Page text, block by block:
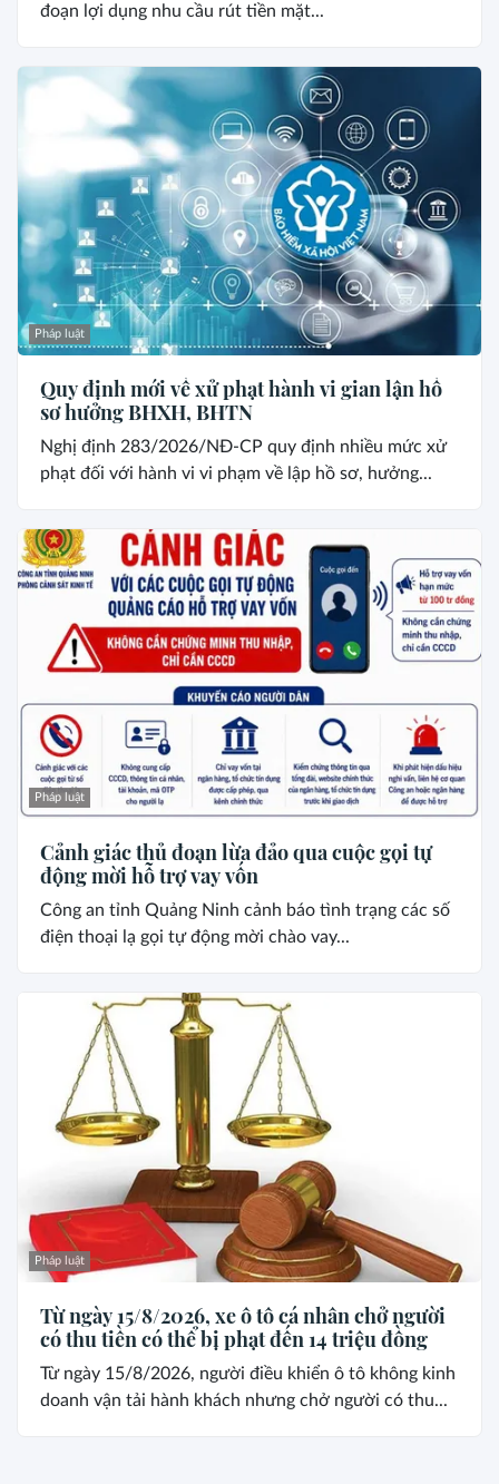
đoạn lợi dụng nhu cầu rút tiền mặt...
Pháp luật
Quy định mới về xử phạt hành vi gian lận hồ
sơ hưởng BHXH, BHTN
Nghị định 283/2026/NĐ-CP quy định nhiều mức xử
phạt đối với hành vi vi phạm về lập hồ sơ, hưởng...
Pháp luật
Cảnh giác thủ đoạn lừa đảo qua cuộc gọi tự
động mời hỗ trợ vay vốn
Công an tỉnh Quảng Ninh cảnh báo tình trạng các số
điện thoại lạ gọi tự động mời chào vay...
Pháp luật
Từ ngày 15/8/2026, xe ô tô cá nhân chở người
có thu tiền có thể bị phạt đến 14 triệu đồng
Từ ngày 15/8/2026, người điều khiển ô tô không kinh
doanh vận tải hành khách nhưng chở người có thu...